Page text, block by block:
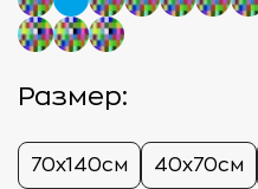
Размер:
70х140см 40х70см